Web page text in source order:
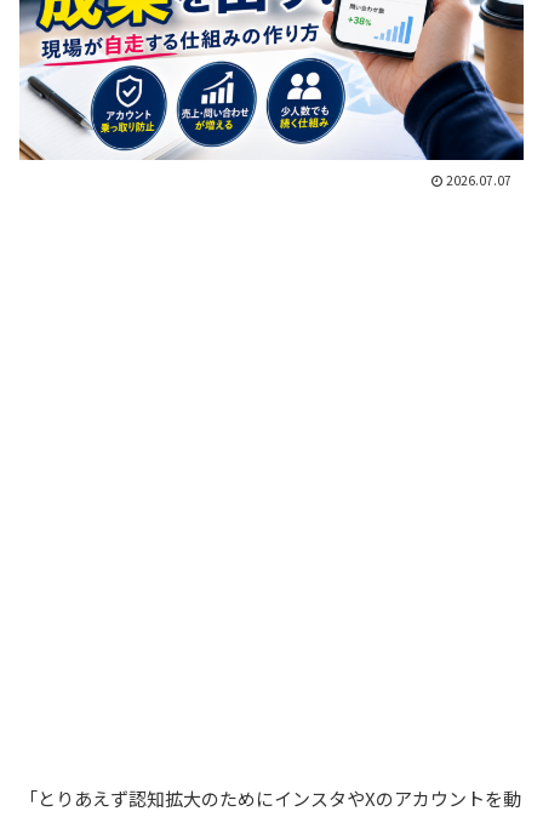
2026.07.07
「とりあえず認知拡大のためにインスタやXのアカウントを動